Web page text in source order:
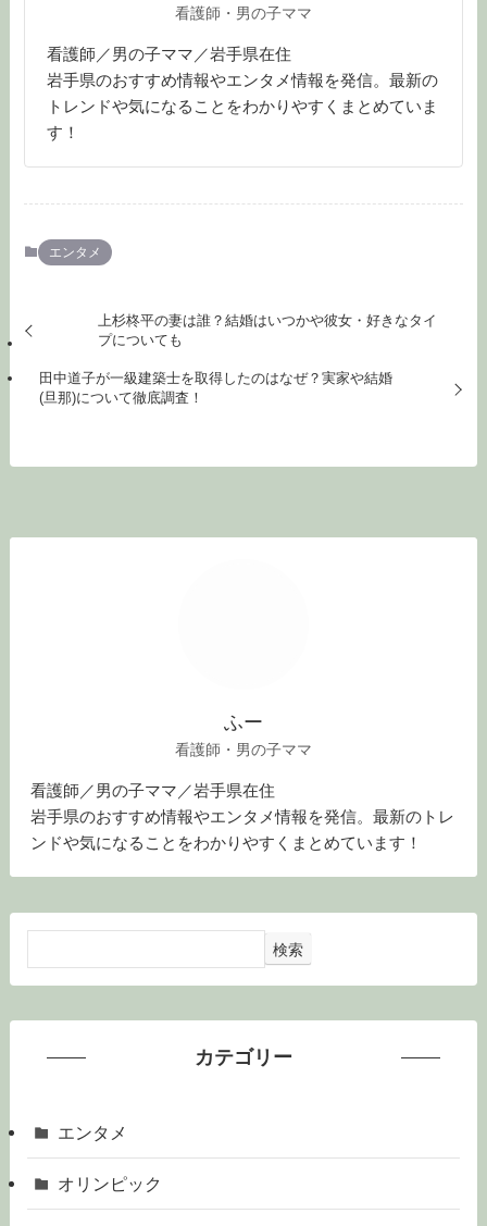
看護師・男の子ママ
看護師／男の子ママ／岩手県在住
岩手県のおすすめ情報やエンタメ情報を発信。最新の
トレンドや気になることをわかりやすくまとめていま
す！
エンタメ
上杉柊平の妻は誰？結婚はいつかや彼女・好きなタイ
プについても
田中道子が一級建築士を取得したのはなぜ？実家や結婚
(旦那)について徹底調査！
ふー
看護師・男の子ママ
看護師／男の子ママ／岩手県在住
岩手県のおすすめ情報やエンタメ情報を発信。最新のトレ
ンドや気になることをわかりやすくまとめています！
検索
カテゴリー
エンタメ
オリンピック